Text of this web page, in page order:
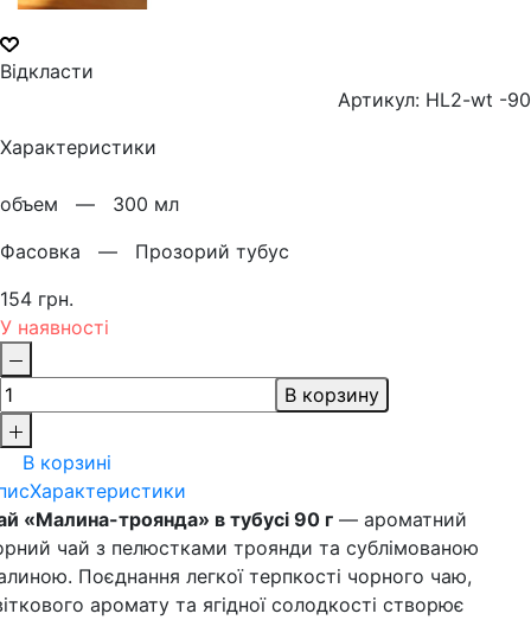
Відкласти
Артикул: HL2-wt -90
Характеристики
объем — 300 мл
Фасовка — Прозорий тубус
154 грн.
У наявності
В корзину
В корзині
Характеристики
«Малина-троянда» в тубусі 90 г — ароматний
чай з пелюстками троянди та сублімованою
Поєднання легкої терпкості чорного чаю,
аромату та ягідної солодкості створює